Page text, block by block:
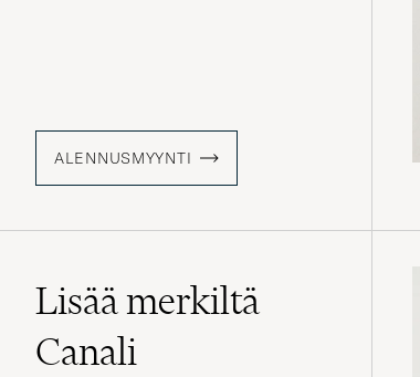
ALENNUSMYYNTI
Lisää merkiltä
Canali